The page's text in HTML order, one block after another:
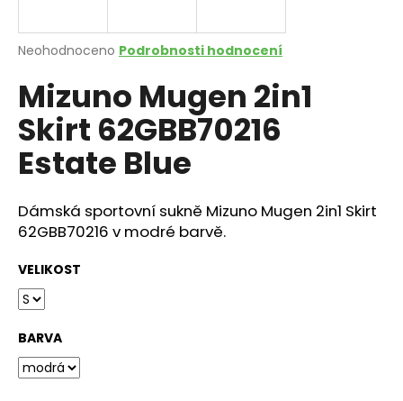
Průměrné
produktu
je
0,0
z
5
hvězdiček.
Neohodnoceno Podrobnosti hodnocení
Mizuno Mugen 2in1
Skirt 62GBB70216
Estate Blue
Dámská sportovní sukně Mizuno Mugen 2in1 Skirt
62GBB70216 v modré barvě.
VELIKOST
BARVA
j
t
?
HLEDAT
D
o
p
o
r
u